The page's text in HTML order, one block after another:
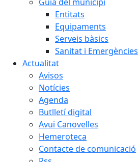
Entitats
Equipaments
Serveis bàsics
Sanitat i Emergències
Actualitat
Avisos
Notícies
Agenda
Butlletí digital
Avui Canovelles
Hemeroteca
Contacte de comunicació